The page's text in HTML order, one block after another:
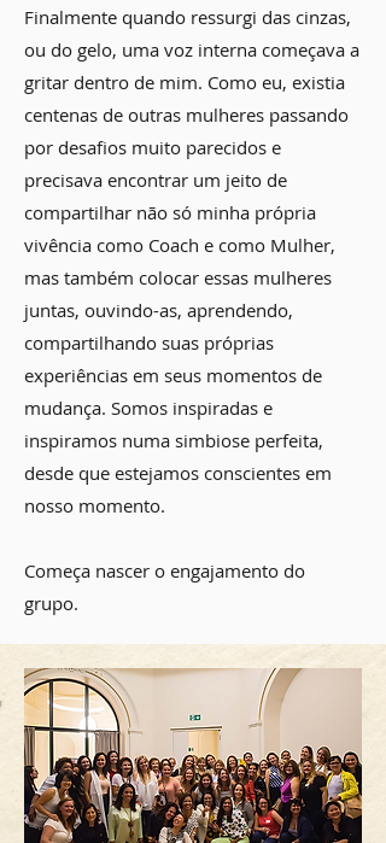
Finalmente quando ressurgi das cinzas,
ou do gelo, uma voz interna começava a
gritar dentro de mim. Como eu, existia
centenas de outras mulheres passando
por desafios muito parecidos e
precisava encontrar um jeito de
compartilhar não só minha própria
vivência como Coach e como Mulher,
mas também colocar essas mulheres
juntas, ouvindo-as, aprendendo,
compartilhando suas próprias
experiências em seus momentos de
mudança. Somos inspiradas e
inspiramos numa simbiose perfeita,
desde que estejamos conscientes em
nosso momento.
Começa nascer o engajamento do
grupo.